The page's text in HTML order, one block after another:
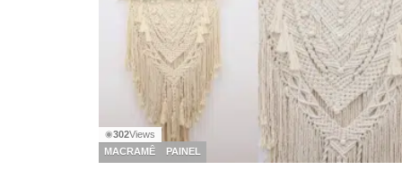
◉302Views
MACRAMÊ
PAINEL